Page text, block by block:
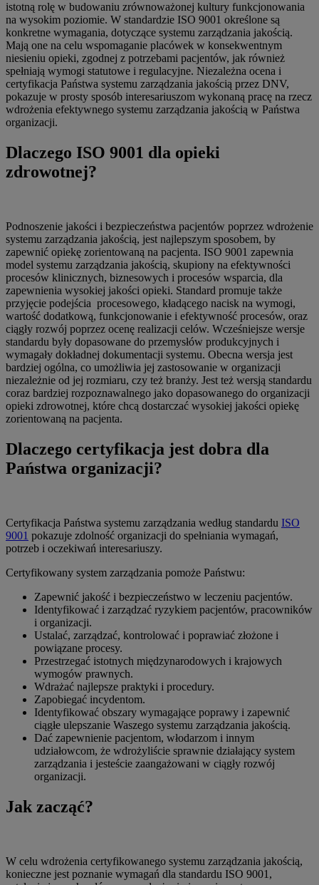
istotną rolę w budowaniu zrównoważonej kultury funkcjonowania
na wysokim poziomie. W standardzie ISO 9001 określone są
konkretne wymagania, dotyczące systemu zarządzania jakością.
Mają one na celu wspomaganie placówek w konsekwentnym
niesieniu opieki, zgodnej z potrzebami pacjentów, jak również
spełniają wymogi statutowe i regulacyjne. Niezależna ocena i
certyfikacja Państwa systemu zarządzania jakością przez DNV,
pokazuje w prosty sposób interesariuszom wykonaną pracę na rzecz
wdrożenia efektywnego systemu zarządzania jakością w Państwa
organizacji.
Dlaczego ISO 9001 dla opieki
zdrowotnej?
Podnoszenie jakości i bezpieczeństwa pacjentów poprzez wdrożenie
systemu zarządzania jakością, jest najlepszym sposobem, by
zapewnić opiekę zorientowaną na pacjenta. ISO 9001 zapewnia
model systemu zarządzania jakością, skupiony na efektywności
procesów klinicznych, biznesowych i procesów wsparcia, dla
zapewnienia wysokiej jakości opieki. Standard promuje także
przyjęcie podejścia procesowego, kładącego nacisk na wymogi,
wartość dodatkową, funkcjonowanie i efektywność procesów, oraz
ciągły rozwój poprzez ocenę realizacji celów. Wcześniejsze wersje
standardu były dopasowane do przemysłów produkcyjnych i
wymagały dokładnej dokumentacji systemu. Obecna wersja jest
bardziej ogólna, co umożliwia jej zastosowanie w organizacji
niezależnie od jej rozmiaru, czy też branży. Jest też wersją standardu
coraz bardziej rozpoznawalnego jako dopasowanego do organizacji
opieki zdrowotnej, które chcą dostarczać wysokiej jakości opiekę
zorientowaną na pacjenta.
Dlaczego certyfikacja jest dobra dla
Państwa organizacji?
Certyfikacja Państwa systemu zarządzania według standardu ISO
9001 pokazuje zdolność organizacji do spełniania wymagań,
potrzeb i oczekiwań interesariuszy.
Certyfikowany system zarządzania pomoże Państwu:
Zapewnić jakość i bezpieczeństwo w leczeniu pacjentów.
Identyfikować i zarządzać ryzykiem pacjentów, pracowników
i organizacji.
Ustalać, zarządzać, kontrolować i poprawiać złożone i
powiązane procesy.
Przestrzegać istotnych międzynarodowych i krajowych
wymogów prawnych.
Wdrażać najlepsze praktyki i procedury.
Zapobiegać incydentom.
Identyfikować obszary wymagające poprawy i zapewnić
ciągłe ulepszanie Waszego systemu zarządzania jakością.
Dać zapewnienie pacjentom, włodarzom i innym
udziałowcom, że wdrożyliście sprawnie działający system
zarządzania i jesteście zaangażowani w ciągły rozwój
organizacji.
Jak zacząć?
W celu wdrożenia certyfikowanego systemu zarządzania jakością,
konieczne jest poznanie wymagań dla standardu ISO 9001,